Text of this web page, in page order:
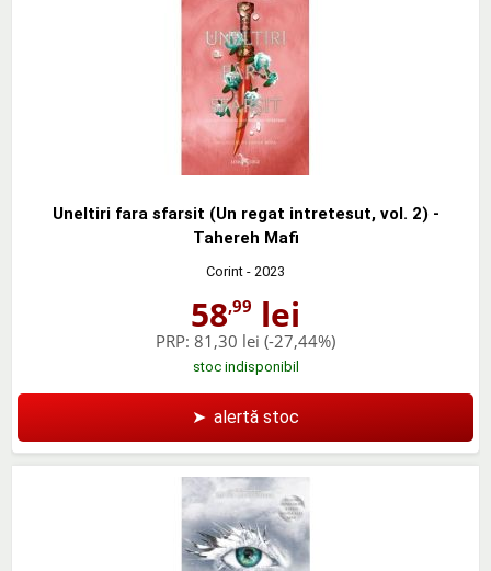
Uneltiri fara sfarsit (Un regat intretesut, vol. 2) -
Tahereh Mafi
Corint - 2023
58,99 lei
PRP: 81,30 lei (-27,44%)
stoc indisponibil
➤ alertă stoc